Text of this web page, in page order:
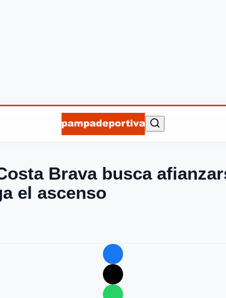
Brava busca
el ascenso